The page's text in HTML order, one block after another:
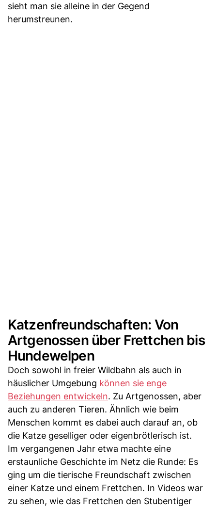
sieht man sie alleine in der Gegend
herumstreunen.
Katzenfreundschaften: Von
Artgenossen über Frettchen bis
Hundewelpen
Doch sowohl in freier Wildbahn als auch in
häuslicher Umgebung können sie enge
Beziehungen entwickeln. Zu Artgenossen, aber
auch zu anderen Tieren. Ähnlich wie beim
Menschen kommt es dabei auch darauf an, ob
die Katze geselliger oder eigenbrötlerisch ist.
Im vergangenen Jahr etwa machte eine
erstaunliche Geschichte im Netz die Runde: Es
ging um die tierische Freundschaft zwischen
einer Katze und einem Frettchen. In Videos war
zu sehen, wie das Frettchen den Stubentiger